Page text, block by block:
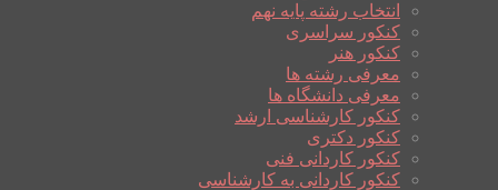
انتخاب رشته پایه نهم
کنکور سراسری
کنکور هنر
معرفی رشته ها
معرفی دانشگاه ها
کنکور کارشناسی ارشد
کنکور دکتری
کنکور کاردانی فنی
کنکور کاردانی به کارشناسی